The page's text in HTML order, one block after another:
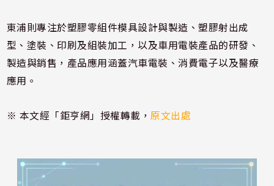
東浦則專注於塑膠零組件模具設計與製造、塑膠射出成
型、塗裝、印刷及組裝加工，以及車用電裝產品的研發、
製造與銷售，產品應用涵蓋汽車電裝、消費電子以及醫療
應用。
※ 本文經「鉅亨網」授權轉載，原文出處